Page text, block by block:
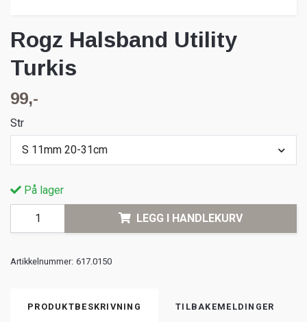
Rogz Halsband Utility
Turkis
99,-
Str
S 11mm 20-31cm
På lager
LEGG I HANDLEKURV
Artikkelnummer: 617.0150
PRODUKTBESKRIVNING TILBAKEMELDINGER